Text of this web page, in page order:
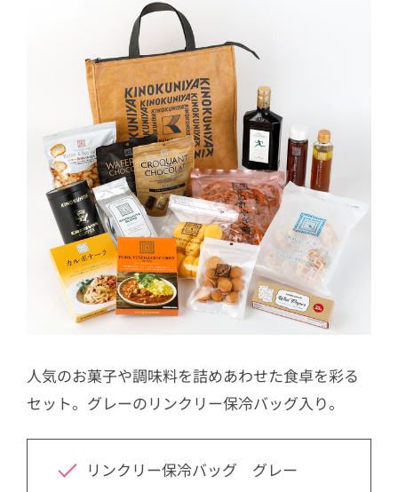
人気のお菓子や調味料を詰めあわせた食卓を彩る
セット。グレーのリンクリー保冷バッグ入り。
リンクリー保冷バッグ グレー